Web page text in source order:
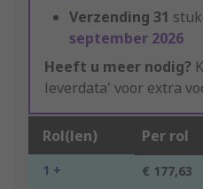
Verzending 31
september 2026
Heeft u meer nodig?
leverdata' voor extra
Rol(len) Per rol
1 + € 177,63